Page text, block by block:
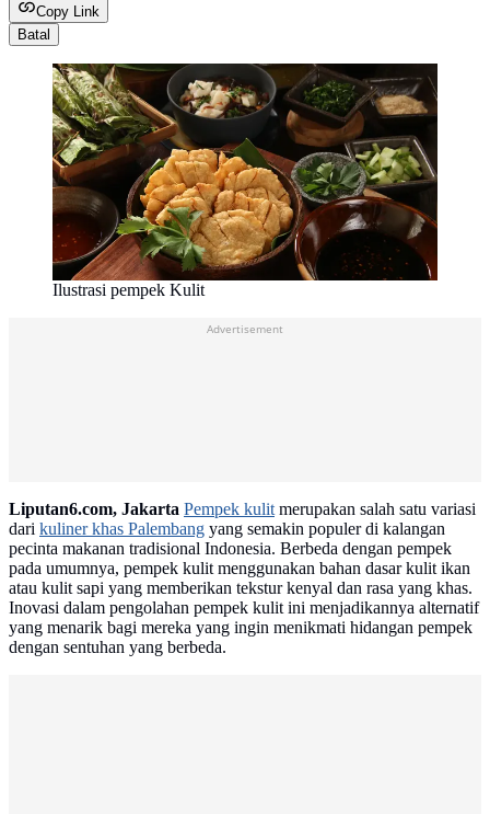
Copy Link
Batal
Ilustrasi pempek Kulit
Liputan6.com, Jakarta Pempek kulitmerupakan salah satu variasi
dari kuliner khas Palembang yang semakin populer di kalangan
pecinta makanan tradisional Indonesia. Berbeda dengan pempek
pada umumnya, pempek kulit menggunakan bahan dasar kulit ikan
atau kulit sapi yang memberikan tekstur kenyal dan rasa yang khas.
Inovasi dalam pengolahan pempek kulit ini menjadikannya alternatif
yang menarik bagi mereka yang ingin menikmati hidangan pempek
dengan sentuhan yang berbeda.